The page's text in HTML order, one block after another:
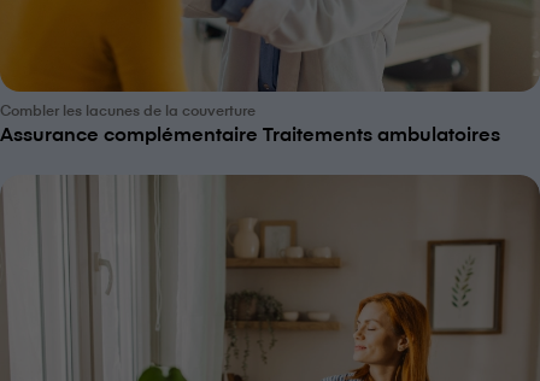
Combler les lacunes de la couverture
Assurance complémentaire Traitements ambulatoires